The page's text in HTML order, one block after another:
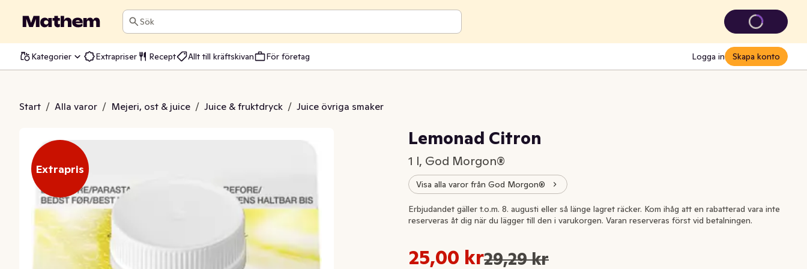
Sök
Kategorier Extrapriser Recept Allt till kräftskivan För företag Logga in Skapa konto
Start / Alla varor / Mejeri, ost & juice / Juice & fruktdryck / Juice övriga smaker
Citron
Extrapris
Lemonad Citron
1 l, God Morgon®
Visa alla varor från God Morgon®
25,00 kr29,29 kr
Styckpris: 25,00 kr /l
Erbjudandet gäller t.o.m. 8. augusti eller så länge lagret räcker. Kom ihåg att en rabatterad vara inte
reserveras åt dig när du lägger till den i varukorgen. Varan reserveras först vid betalningen.